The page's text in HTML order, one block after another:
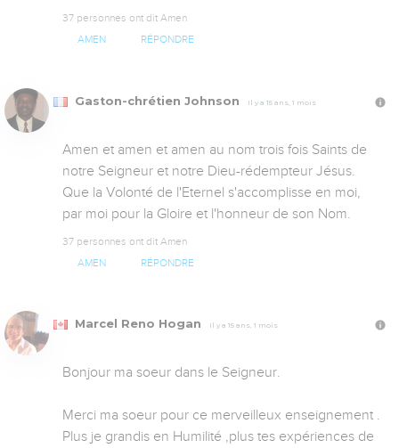
37 personnes ont dit Amen
AMEN RÉPONDRE
Gaston-chrétien Johnson Il y a 15 ans, 1 mois
Amen et amen et amen au nom trois fois Saints de
notre Seigneur et notre Dieu-rédempteur Jésus.
Que la Volonté de l'Eternel s'accomplisse en moi,
par moi pour la Gloire et l'honneur de son Nom.
37 personnes ont dit Amen
AMEN RÉPONDRE
Marcel Reno Hogan Il y a 15 ans, 1 mois
Bonjour ma soeur dans le Seigneur.
Merci ma soeur pour ce merveilleux enseignement .
Plus je grandis en Humilité ,plus tes expériences de